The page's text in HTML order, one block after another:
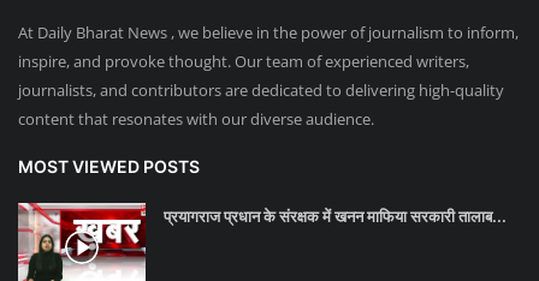
At Daily Bharat News , we believe in the power of journalism to inform,
inspire, and provoke thought. Our team of experienced writers,
journalists, and contributors are dedicated to delivering high-quality
content that resonates with our diverse audience.
MOST VIEWED POSTS
प्रयागराज प्रधान के संरक्षक में खनन माफिया सरकारी तालाब...